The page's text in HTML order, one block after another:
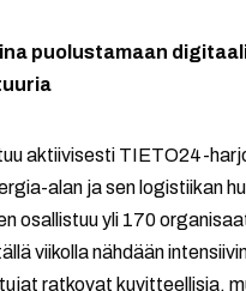
puolustamaan
aktiivisesti TIETO24-
alan ja sen logistiikan
osallistuu yli 170
viikolla nähdään
ratkovat kuvitteellisia,